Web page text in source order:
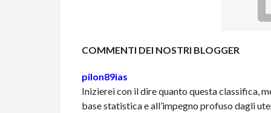
COMMENTI DEI NOSTRI BLOGGER
pilon89ias
Inizierei con il dire quanto questa classifica,
base statistica e all’impegno profuso dagli